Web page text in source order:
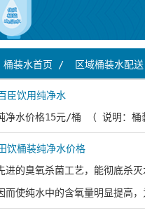
桶装水首页 / 区域桶装水配送
臣饮用纯净水
净水价格15元/桶 （ 说明：桶
饮桶装纯净水价格
进的臭氧杀菌工艺，能彻底杀
而使纯水中的含氧量明显提高，